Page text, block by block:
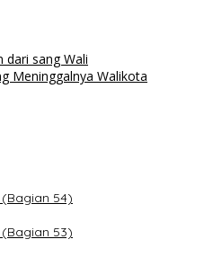
dari sang Wali
Meninggalnya Walikota
54)
53)